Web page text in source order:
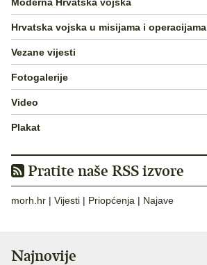
Hrvatska vojska u misijama i operacijama
Vezane vijesti
Fotogalerije
Video
Plakat
Pratite naše RSS izvore
morh.hr | Vijesti | Priopćenja | Najave
Najnovije